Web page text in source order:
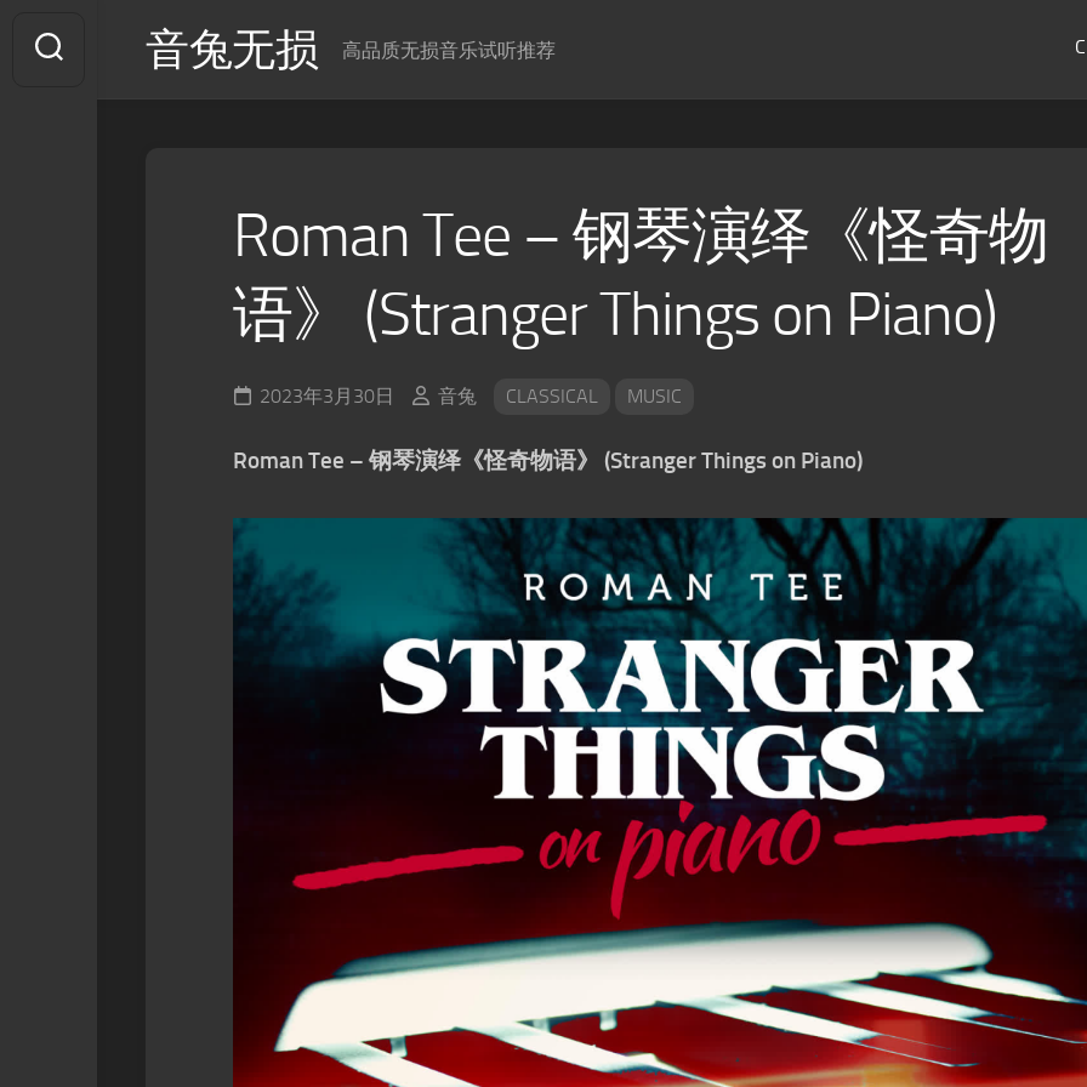
content
音兔无损 高品质无损音乐试听推荐
Roman Tee – 钢琴演绎《怪奇物
语》 (Stranger Things on Piano)
2023年3月30日 音兔 CLASSICAL MUSIC
Roman Tee – 钢琴演绎《怪奇物语》 (Stranger Things on Piano)